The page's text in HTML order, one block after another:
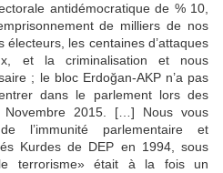
antidémocratique de % 10,
de milliers de nos
les centaines d’attaques
et la criminalisation et nous
; le bloc Erdoğan-AKP n’a pas
dans le parlement lors des
2015. […] Nous vous
l’immunité parlementaire et
Kurdes de DEP en 1994, sous
terrorisme» était à la fois un